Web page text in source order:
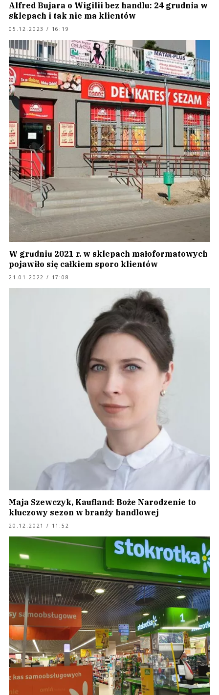
Alfred Bujara o Wigilii bez handlu: 24 grudnia w
sklepach i tak nie ma klientów
05.12.2023 / 16:19
W grudniu 2021 r. w sklepach małoformatowych
pojawiło się całkiem sporo klientów
21.01.2022 / 17:08
Maja Szewczyk, Kaufland: Boże Narodzenie to
kluczowy sezon w branży handlowej
20.12.2021 / 11:52